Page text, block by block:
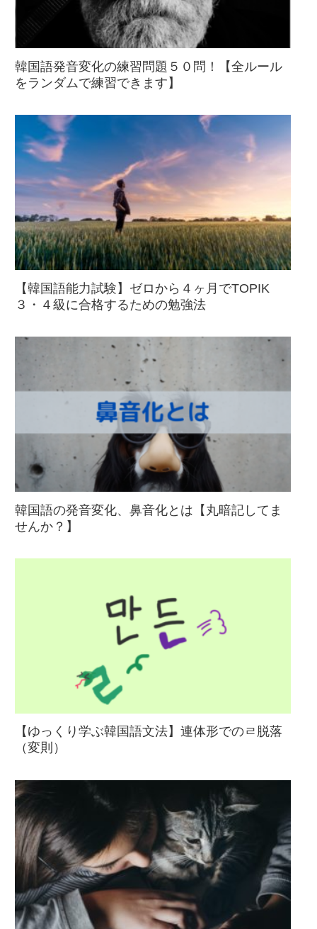
韓国語発音変化の練習問題５０問！【全ルール
をランダムで練習できます】
【韓国語能力試験】ゼロから４ヶ月でTOPIK
３・４級に合格するための勉強法
韓国語の発音変化、鼻音化とは【丸暗記してま
せんか？】
【ゆっくり学ぶ韓国語文法】連体形でのㄹ脱落
（変則）